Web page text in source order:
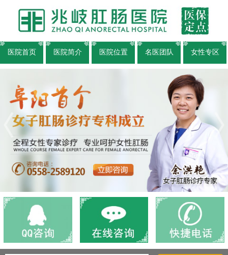
医院首页 医院简介 医院位置 名医团队 女性专区